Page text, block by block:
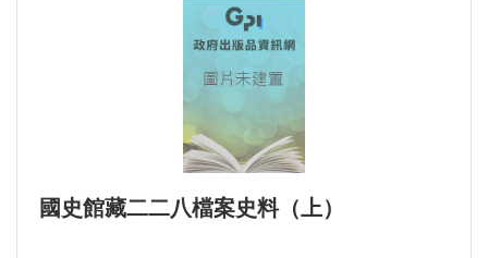
國史館藏二二八檔案史料（上）